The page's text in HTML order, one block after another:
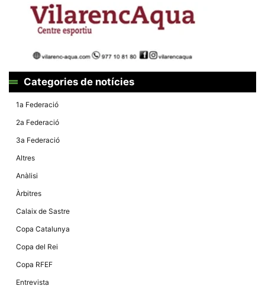
Categories de notícies
1a Federació
2a Federació
3a Federació
Altres
Anàlisi
Àrbitres
Calaix de Sastre
Copa Catalunya
Copa del Rei
Copa RFEF
Entrevista
anuncis,
ofertes i
contingut